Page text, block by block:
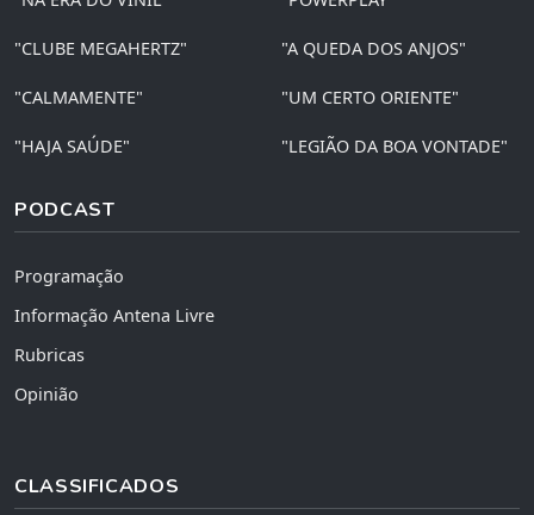
"CLUBE MEGAHERTZ" "A QUEDA DOS ANJOS"
"CALMAMENTE" "UM CERTO ORIENTE"
"HAJA SAÚDE" "LEGIÃO DA BOA VONTADE"
PODCAST
Programação
Informação Antena Livre
Rubricas
Opinião
CLASSIFICADOS